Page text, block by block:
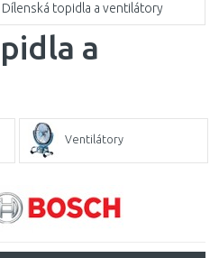
Dílenská topidla a ventilátory
a
Ventilátory